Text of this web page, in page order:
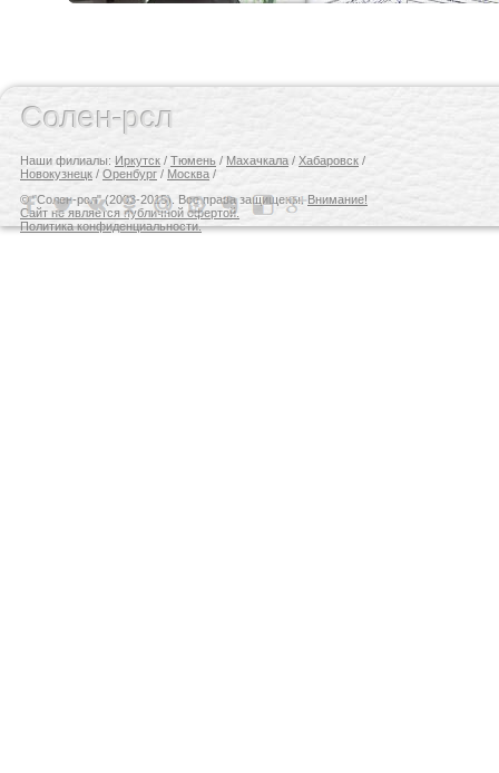
Солен-рсл
Наши филиалы: Иркутск / Тюмень / Махачкала / Хабаровск /
Новокузнецк / Оренбург / Москва /
© "Солен-рсл" (2003-2015). Все права защищены.Внимание!
Сайт не является публичной офертой.
Политика конфиденциальности.